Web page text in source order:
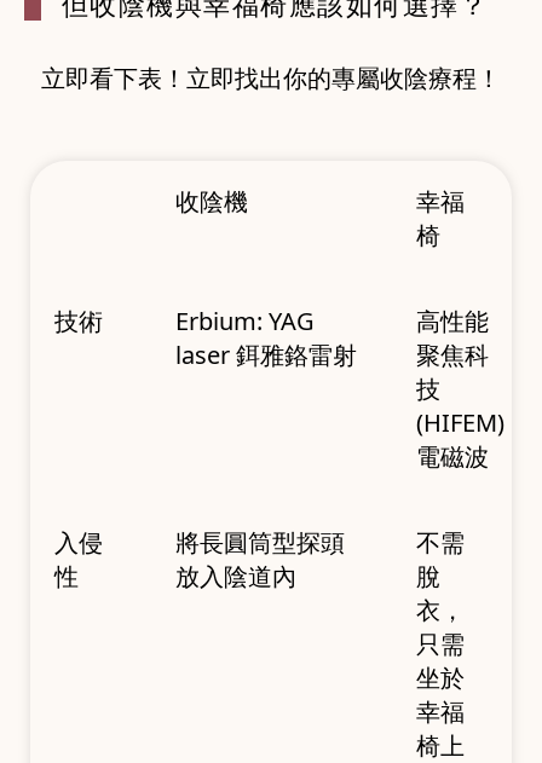
立即看下表！立即找出你的專屬收陰療程！
收陰機
幸福
椅
技術
Erbium: YAG
laser 鉺雅鉻雷射
高性能
聚焦科
技
(HIFEM)
電磁波
入侵
性
將長圓筒型探頭
放入陰道內
不需
脫
衣，
只需
坐於
幸福
椅上